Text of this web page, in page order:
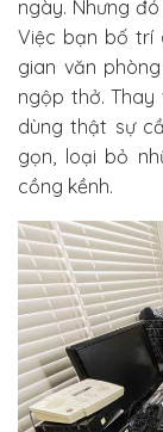
ngày. Nhưng
Việc bạn bố trí
gian văn
ngộp thở.
dùng thật sự
gọn, loại bỏ
cồng kềnh.